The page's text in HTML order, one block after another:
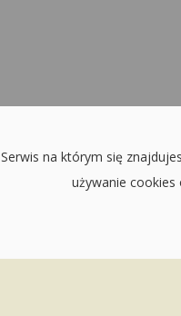
Serwis na którym się
używanie cookies